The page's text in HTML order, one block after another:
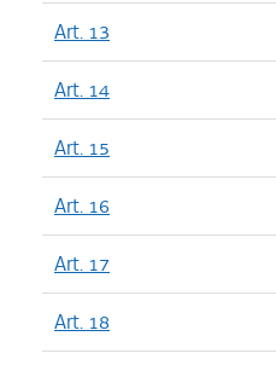
Art. 13
Art. 14
Art. 15
Art. 16
Art. 17
Art. 18